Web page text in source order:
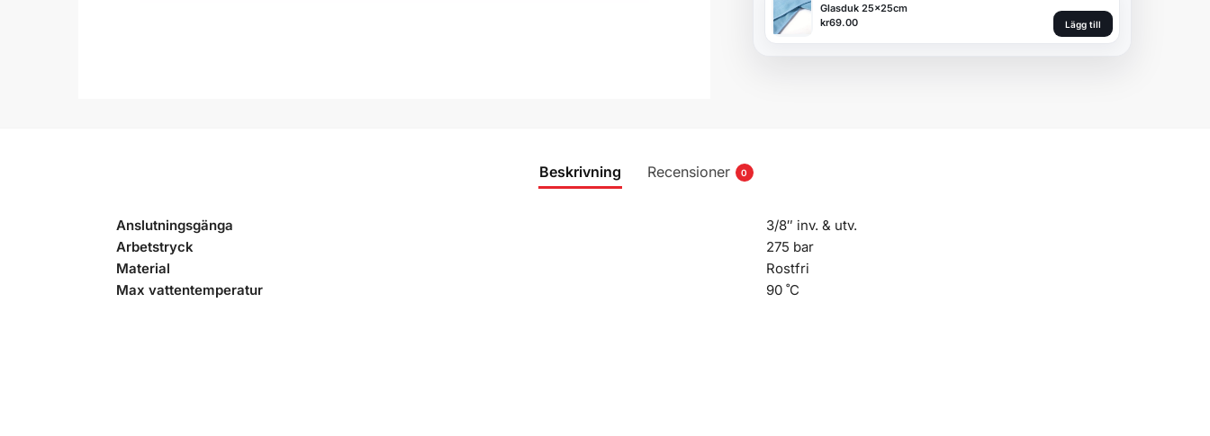
Glasduk 25x25cm
kr69.00 Lägg till
Beskrivning Recensioner 0
Anslutningsgänga
3/8″ inv. & utv.
Arbetstryck
275 bar
Material
Rostfri
Max vattentemperatur
90 ˚C